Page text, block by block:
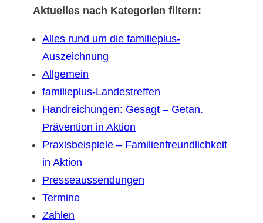
Aktuelles nach Kategorien filtern:
Alles rund um die familieplus-
Auszeichnung
Allgemein
familieplus-Landestreffen
Handreichungen: Gesagt – Getan.
Prävention in Aktion
Praxisbeispiele – Familienfreundlichkeit
in Aktion
Presseaussendungen
Termine
Zahlen